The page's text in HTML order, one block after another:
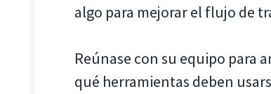
algo para mejorar el flujo de
Reúnase con su equipo para
qué herramientas deben